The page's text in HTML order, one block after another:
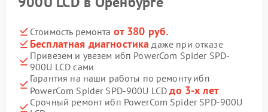
Стоимость ремонта от 380 руб.
Бесплатная диагностика даже при отказе
Привезем и увезем ибп PowerCom Spider SPD-
900U LCD сами
Гарантия на наши работы по ремонту ибп
PowerCom Spider SPD-900U LCDдо 3-х лет
Срочный ремонт ибп PowerCom Spider SPD-900U